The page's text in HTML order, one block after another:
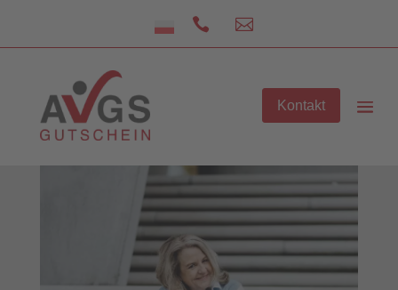
 
Kontakt